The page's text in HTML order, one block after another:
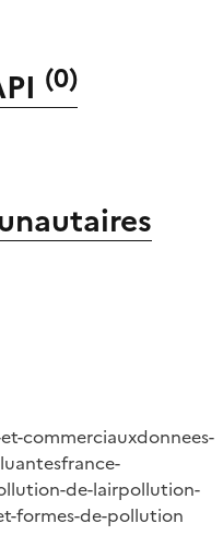
(0)
commerciauxdonnees-
france-
de-lairpollution-
formes-de-pollution